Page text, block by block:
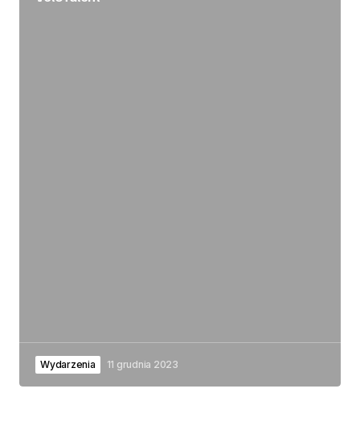
Wydarzenia 11 grudnia 2023